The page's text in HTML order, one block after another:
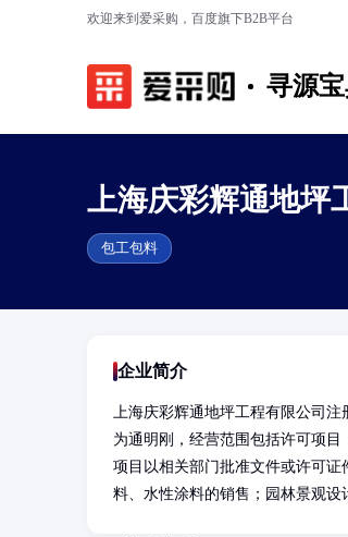
欢迎来到爱采购，百度旗下B2B平台
寻源
上海庆彩辉通地坪
包工包料
企业简介
上海庆彩辉通地坪工程有限公司
为通明刚，经营范围包括许可项
项目以相关部门批准文件或许可
料、水性涂料的销售；园林景观设